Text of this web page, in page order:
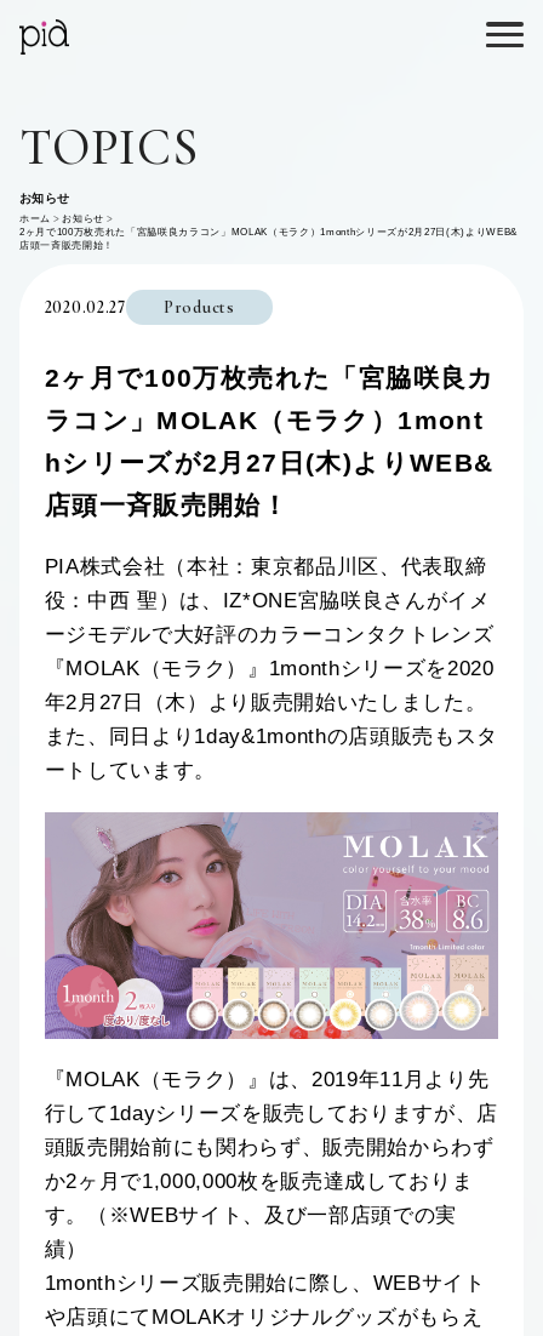
TOPICS
お知らせ
ホーム
お知らせ
2ヶ月で100万枚売れた「宮脇咲良カラコン」MOLAK（モラク）1monthシリーズが2月27日(木)よりWEB&
店頭一斉販売開始！
2020.02.27 Products
2ヶ月で100万枚売れた「宮脇咲良カ
ラコン」MOLAK（モラク）1mont
hシリーズが2月27日(木)よりWEB&
店頭一斉販売開始！
PIA株式会社（本社：東京都品川区、代表取締
役：中西 聖）は、IZ*ONE宮脇咲良さんがイメ
ージモデルで大好評のカラーコンタクトレンズ
『MOLAK（モラク）』1monthシリーズを2020
年2月27日（木）より販売開始いたしました。
また、同日より1day&1monthの店頭販売もスタ
ートしています。
『MOLAK（モラク）』は、2019年11月より先
行して1dayシリーズを販売しておりますが、店
頭販売開始前にも関わらず、販売開始からわず
か2ヶ月で1,000,000枚を販売達成しておりま
す。（※WEBサイト、及び一部店頭での実
績）
1monthシリーズ販売開始に際し、WEBサイト
や店頭にてMOLAKオリジナルグッズがもらえ